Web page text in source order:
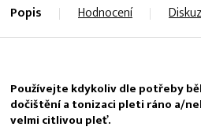
Popis Hodnocení
Používejte kdykoliv dle potřeby
dočištění a tonizaci pleti ráno a/
velmi citlivou pleť.